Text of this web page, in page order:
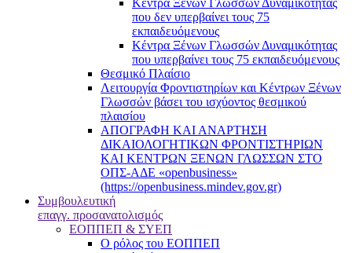
Kέντρα Ξένων Γλωσσών Δυναμικότητας
που δεν υπερβαίνει τους 75
εκπαιδευόμενους
Kέντρα Ξένων Γλωσσών Δυναμικότητας
που υπερβαίνει τους 75 εκπαιδευόμενους
Θεσμικό Πλαίσιο
Λειτουργία Φροντιστηρίων και Κέντρων Ξένων
Γλωσσών βάσει του ισχύοντος θεσμικού
πλαισίου
ΑΠΟΓΡΑΦΗ ΚΑΙ ΑΝΑΡΤΗΣΗ
ΔΙΚΑΙΟΛΟΓΗΤΙΚΩΝ ΦΡΟΝΤΙΣΤΗΡΙΩΝ
ΚΑΙ ΚΕΝΤΡΩΝ ΞΕΝΩΝ ΓΛΩΣΣΩΝ ΣΤΟ
ΟΠΣ-ΑΔΕ «openbusiness»
(https://openbusiness.mindev.gov.gr)
Συμβουλευτική
επαγγ. προσανατολισμός
ΕΟΠΠΕΠ & ΣΥΕΠ
Ο ρόλος του ΕΟΠΠΕΠ